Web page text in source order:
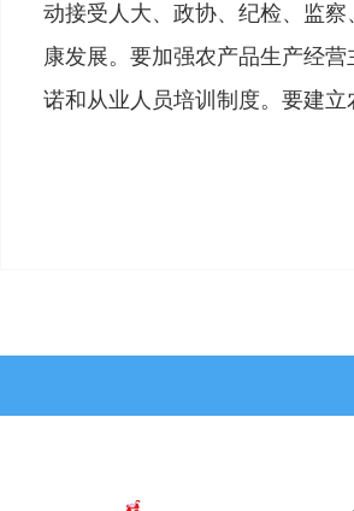
动接受人大、政协、纪检、监
康发展。要加强农产品生产经
诺和从业人员培训制度。要建